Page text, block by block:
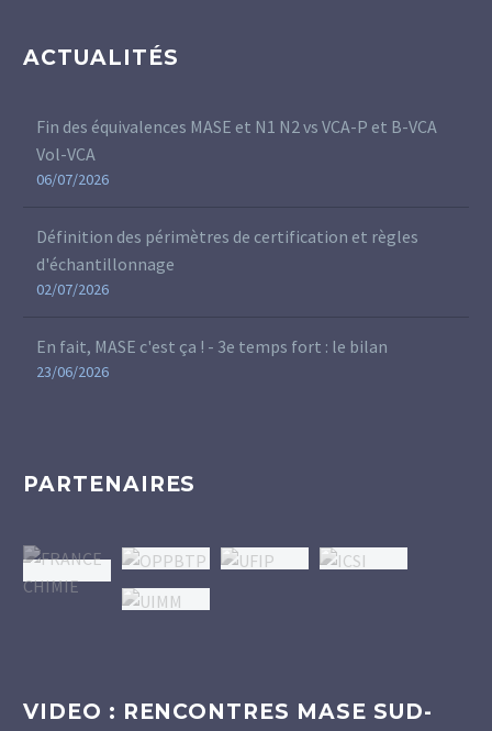
ACTUALITÉS
Fin des équivalences MASE et N1 N2 vs VCA-P et B-VCA
Vol-VCA
06/07/2026
Définition des périmètres de certification et règles
d'échantillonnage
02/07/2026
En fait, MASE c'est ça ! - 3e temps fort : le bilan
23/06/2026
PARTENAIRES
VIDEO : RENCONTRES MASE SUD-